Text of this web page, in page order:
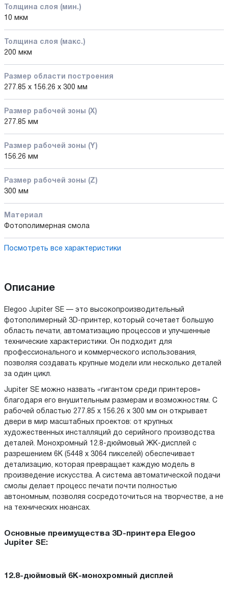
Толщина слоя (мин.)
10 мкм
Толщина слоя (макс.)
200 мкм
Размер области построения
277.85 x 156.26 x 300 мм
Размер рабочей зоны (X)
277.85 мм
Размер рабочей зоны (Y)
156.26 мм
Размер рабочей зоны (Z)
300 мм
Материал
Фотополимерная смола
Посмотреть все характеристики
Описание
Elegoo Jupiter SE — это высокопроизводительный
фотополимерный 3D-принтер, который сочетает большую
область печати, автоматизацию процессов и улучшенные
технические характеристики. Он подходит для
профессионального и коммерческого использования,
позволяя создавать крупные модели или несколько деталей
за один цикл.
Jupiter SE можно назвать «гигантом среди принтеров»
благодаря его внушительным размерам и возможностям. С
рабочей областью 277.85 x 156.26 x 300 мм он открывает
двери в мир масштабных проектов: от крупных
художественных инсталляций до серийного производства
деталей. Монохромный 12.8-дюймовый ЖК-дисплей с
разрешением 6K (5448 x 3064 пикселей) обеспечивает
детализацию, которая превращает каждую модель в
произведение искусства. А система автоматической подачи
смолы делает процесс печати почти полностью
автономным, позволяя сосредоточиться на творчестве, а не
на технических нюансах.
Основные преимущества 3D-принтера Elegoo
Jupiter SE:
12.8-дюймовый 6K-монохромный дисплей